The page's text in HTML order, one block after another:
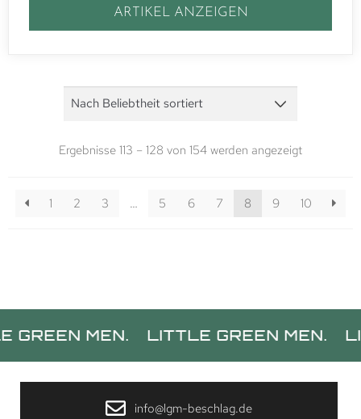
ARTIKEL ANZEIGEN
Ergebnisse 113 – 128 von 154 werden angezeigt
1 2 3 … 5 6 7 8 9 10
LITTLE GREEN MEN. LITTLE
info@lgm-beschlag.de